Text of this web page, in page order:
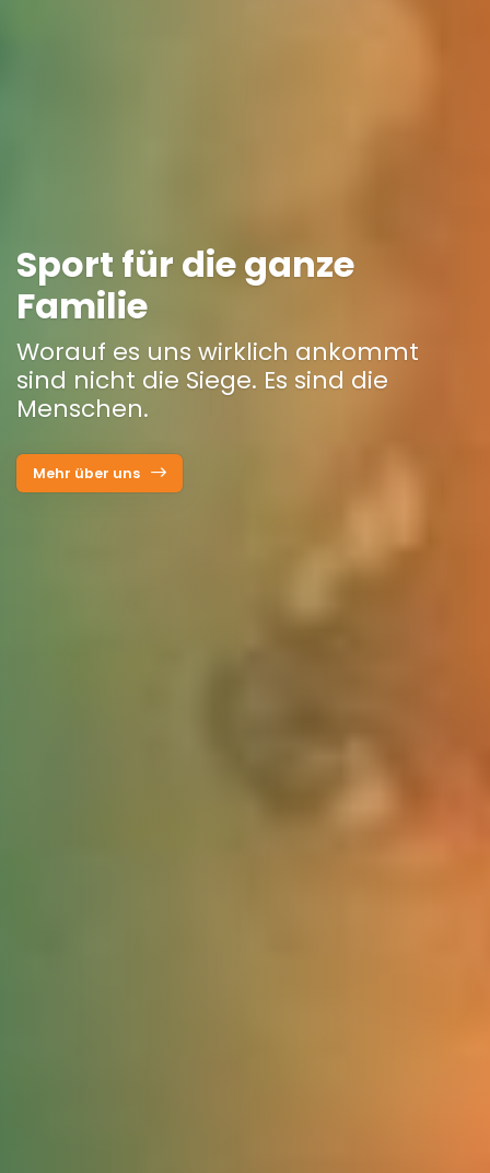
Sport für die ganze
Familie
Worauf es uns wirklich ankommt
sind nicht die Siege. Es sind die
Menschen.
Mehr über uns